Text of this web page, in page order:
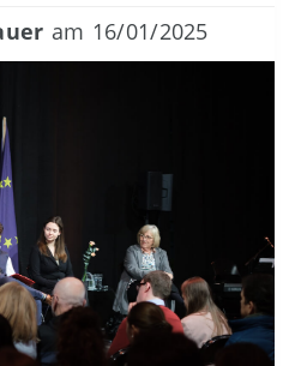
am 16/01/2025